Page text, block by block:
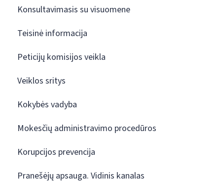
Konsultavimasis su visuomene
Teisinė informacija
Peticijų komisijos veikla
Veiklos sritys
Kokybės vadyba
Mokesčių administravimo procedūros
Korupcijos prevencija
Pranešėjų apsauga. Vidinis kanalas